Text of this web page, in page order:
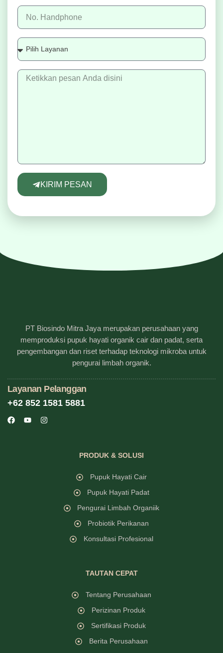
KIRIM PESAN
PT Biosindo Mitra Jaya merupakan perusahaan yang
memproduksi pupuk hayati organik cair dan padat, serta
pengembangan dan riset terhadap teknologi mikroba untuk
pengurai limbah organik.
Layanan Pelanggan
+62 852 1581 5881
PRODUK & SOLUSI
Pupuk Hayati Cair
Pupuk Hayati Padat
Pengurai Limbah Organiik
Probiotik Perikanan
Konsultasi Profesional
TAUTAN CEPAT
Tentang Perusahaan
Perizinan Produk
Sertifikasi Produk
Berita Perusahaan